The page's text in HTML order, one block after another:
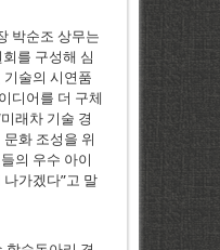
박순조 상무는
를 구성해 심
술의 시연품
디어를 더 구체
래차 기술 경
화 조성을 위
의 우수 아이
가겠다”고 말